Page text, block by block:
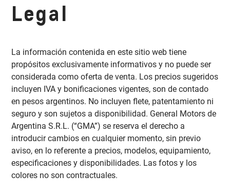
Legal
La información contenida en este sitio web tiene
propósitos exclusivamente informativos y no puede ser
considerada como oferta de venta. Los precios sugeridos
incluyen IVA y bonificaciones vigentes, son de contado
en pesos argentinos. No incluyen flete, patentamiento ni
seguro y son sujetos a disponibilidad. General Motors de
Argentina S.R.L. (“GMA”) se reserva el derecho a
introducir cambios en cualquier momento, sin previo
aviso, en lo referente a precios, modelos, equipamiento,
especificaciones y disponibilidades. Las fotos y los
colores no son contractuales.